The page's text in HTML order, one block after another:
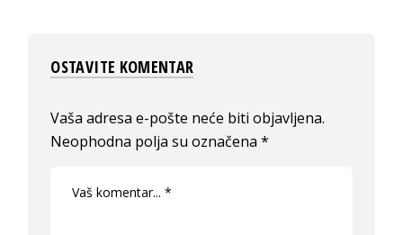
OSTAVITE KOMENTAR
Vaša adresa e-pošte neće biti objavljena.
Neophodna polja su označena*